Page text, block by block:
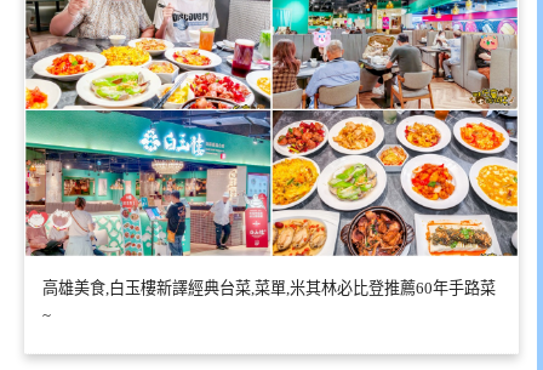
高雄美食,白玉樓新譯經典台菜,菜單,米其林必比登推薦60年手路菜
~